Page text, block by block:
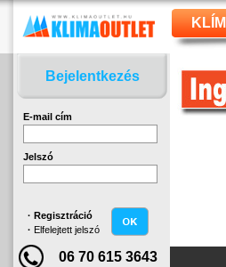
Bejelentkezés
E-mail cím
Jelszó
· Regisztráció
· Elfelejtett jelszó
06 70 615 3643